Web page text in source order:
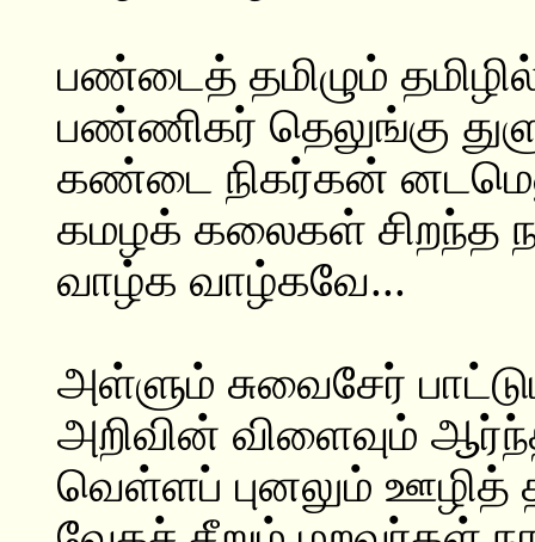
பண்டைத் தமிழும்
பண்ணிகர் தெலுங்கு
கண்டை நிகர்கன்
கமழக் கலைகள் சிறந்த
வாழ்க வாழ்கவே...
அள்ளும் சுவைசேர்
அறிவின் விளைவும்
வெள்ளப் புனலும் ஊழித்